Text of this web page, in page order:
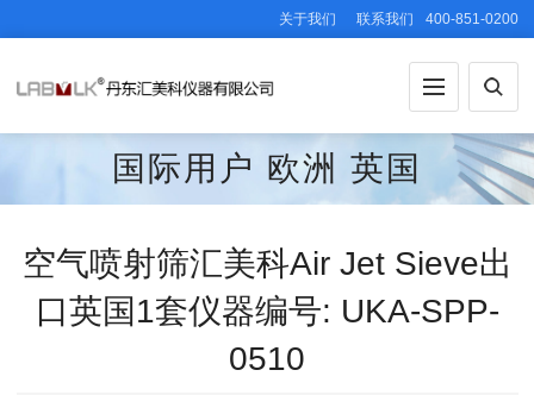
关于我们 联系我们 400-851-0200
国际用户 欧洲 英国
空气喷射筛汇美科Air Jet Sieve出
口英国1套仪器编号: UKA-SPP-
0510